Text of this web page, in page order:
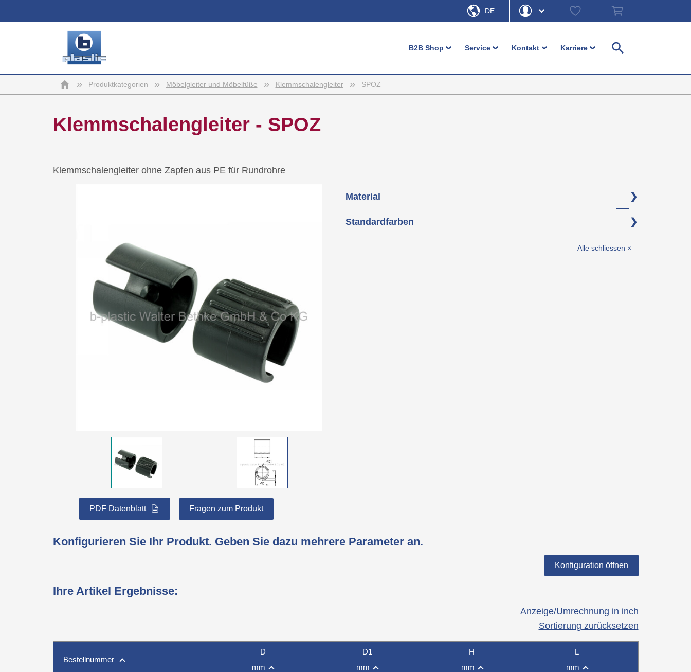
DE
Benutzername
Passwort
Watch
list
Warenkorb
b-
plastic
B2B Shop›
Materialinformationen
Service› Kontakt› Karriere› Suche
Startseite
» Produktkategorien » Möbelgleiter und Möbelfüße » Klemmschalengleiter » SPOZ
Klemmschalengleiter - SPOZ
Klemmschalengleiter ohne Zapfen aus PE für Rundrohre
PDF Datenblatt Fragen zum Produkt
Material
Grundkörper: Polyethylen (PE)
Standardfarben
Alle schliessen ×
Konfigurieren Sie Ihr Produkt. Geben Sie dazu mehrere Parameter an.
Konfiguration öffnen
Ihre Artikel Ergebnisse:
Anzeige/Umrechnung in inch
Sortierung zurücksetzen
Bestellnummer
D
mm
D1
mm
H
mm
L
mm